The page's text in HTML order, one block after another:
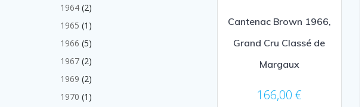
1964 22
1965 1 1
1966 55
1967 22
1969 22
1970 1 1
Cantenac Brown 1966,
Grand Cru Classé de
Margaux
166,00 €